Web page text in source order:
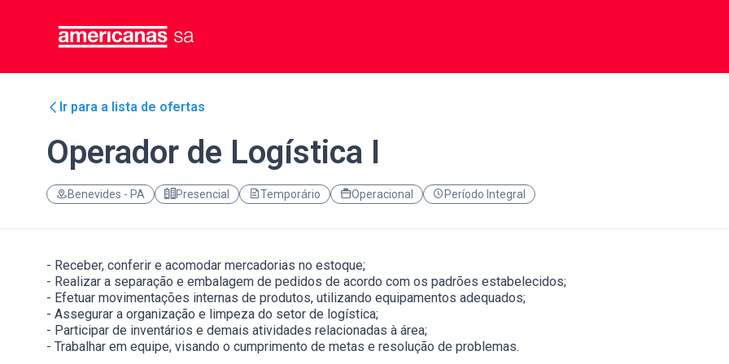
Ir para a lista de ofertas
Operador de Logística I
Benevides - PA Presencial Temporário Operacional Período Integral
- Receber, conferir e acomodar mercadorias no estoque;
- Realizar a separação e embalagem de pedidos de acordo com os padrões estabelecidos;
- Efetuar movimentações internas de produtos, utilizando equipamentos adequados;
- Assegurar a organização e limpeza do setor de logística;
- Participar de inventários e demais atividades relacionadas à área;
- Trabalhar em equipe, visando o cumprimento de metas e resolução de problemas.